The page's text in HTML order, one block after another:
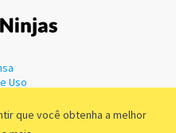
que você obtenha a melhor
Uso